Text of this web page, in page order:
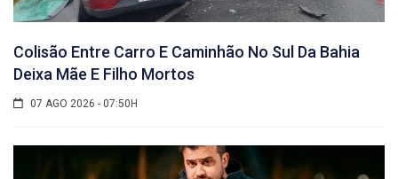
Colisão Entre Carro E Caminhão No Sul Da Bahia
Deixa Mãe E Filho Mortos
07 AGO 2026 - 07:50H